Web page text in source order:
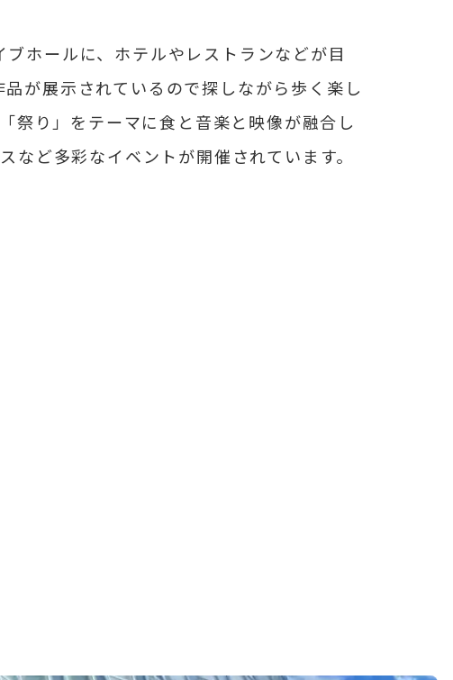
ホールに、ホテルやレストランなどが目
が展示されているので探しながら歩く楽し
祭り」をテーマに食と音楽と映像が融合し
ど多彩なイベントが開催されています。